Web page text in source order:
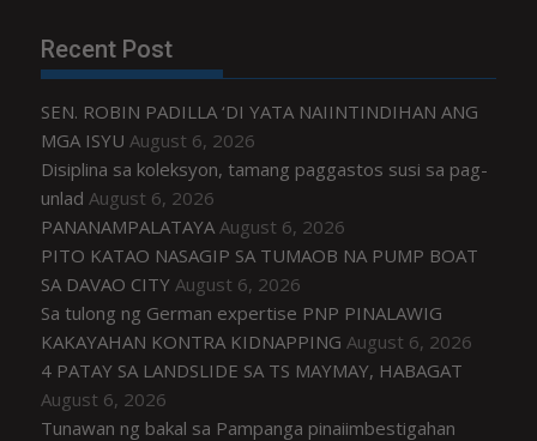
Recent Post
SEN. ROBIN PADILLA ‘DI YATA NAIINTINDIHAN ANG
MGA ISYU August 6, 2026
Disiplina sa koleksyon, tamang paggastos susi sa pag-
unlad August 6, 2026
PANANAMPALATAYA August 6, 2026
PITO KATAO NASAGIP SA TUMAOB NA PUMP BOAT
SA DAVAO CITY August 6, 2026
Sa tulong ng German expertise PNP PINALAWIG
KAKAYAHAN KONTRA KIDNAPPING August 6, 2026
4 PATAY SA LANDSLIDE SA TS MAYMAY, HABAGAT
August 6, 2026
Tunawan ng bakal sa Pampanga pinaiimbestigahan